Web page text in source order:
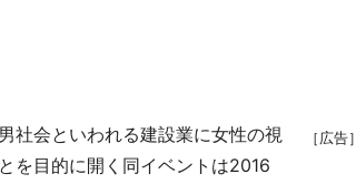
［広告］
社会といわれる建設業に女性の視
を目的に開く同イベントは2016